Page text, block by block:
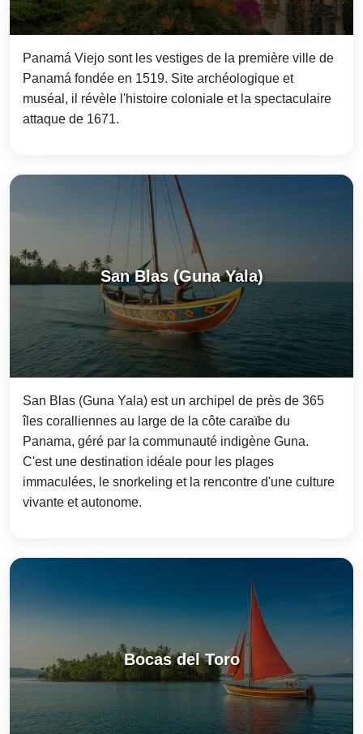
Panamá Viejo sont les vestiges de la première ville de
Panamá fondée en 1519. Site archéologique et
muséal, il révèle l'histoire coloniale et la spectaculaire
attaque de 1671.
San Blas (Guna Yala)
San Blas (Guna Yala) est un archipel de près de 365
îles coralliennes au large de la côte caraïbe du
Panama, géré par la communauté indigène Guna.
C'est une destination idéale pour les plages
immaculées, le snorkeling et la rencontre d'une culture
vivante et autonome.
Bocas del Toro